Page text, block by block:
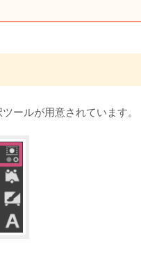
ールが用意されています。